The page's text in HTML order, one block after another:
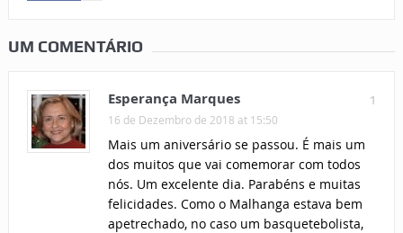
UM COMENTÁRIO
1
Esperança Marques
16 de Dezembro de 2018 at 15:50
Mais um aniversário se passou. É mais um
dos muitos que vai comemorar com todos
nós. Um excelente dia. Parabéns e muitas
felicidades. Como o Malhanga estava bem
apetrechado, no caso um basquetebolista,